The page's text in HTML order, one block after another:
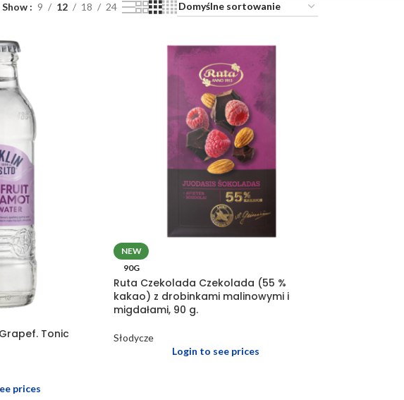
Show 9 12 18 24
Tonic
prices
NEW
90G
Ruta Czekolada Czekolada (55 %
kakao) z drobinkami malinowymi i
migdałami, 90 g.
Słodycze
Login to see prices